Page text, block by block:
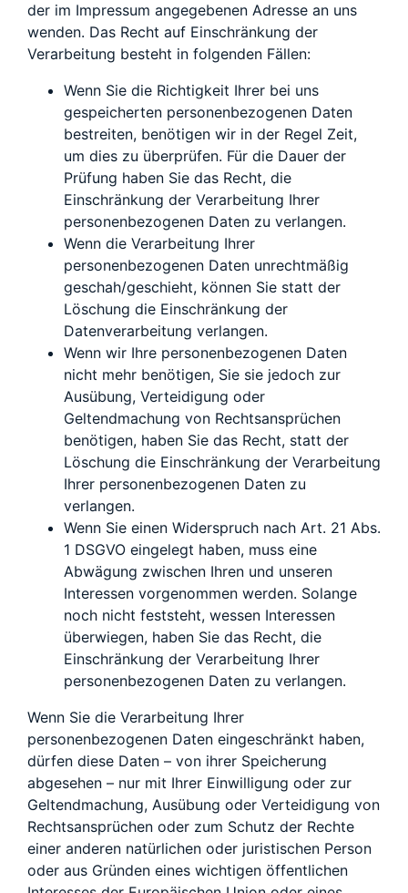
der im Impressum angegebenen Adresse an uns
wenden. Das Recht auf Einschränkung der
Verarbeitung besteht in folgenden Fällen:
Wenn Sie die Richtigkeit Ihrer bei uns
gespeicherten personenbezogenen Daten
bestreiten, benötigen wir in der Regel Zeit,
um dies zu überprüfen. Für die Dauer der
Prüfung haben Sie das Recht, die
Einschränkung der Verarbeitung Ihrer
personenbezogenen Daten zu verlangen.
Wenn die Verarbeitung Ihrer
personenbezogenen Daten unrechtmäßig
geschah/geschieht, können Sie statt der
Löschung die Einschränkung der
Datenverarbeitung verlangen.
Wenn wir Ihre personenbezogenen Daten
nicht mehr benötigen, Sie sie jedoch zur
Ausübung, Verteidigung oder
Geltendmachung von Rechtsansprüchen
benötigen, haben Sie das Recht, statt der
Löschung die Einschränkung der Verarbeitung
Ihrer personenbezogenen Daten zu
verlangen.
Wenn Sie einen Widerspruch nach Art. 21 Abs.
1 DSGVO eingelegt haben, muss eine
Abwägung zwischen Ihren und unseren
Interessen vorgenommen werden. Solange
noch nicht feststeht, wessen Interessen
überwiegen, haben Sie das Recht, die
Einschränkung der Verarbeitung Ihrer
personenbezogenen Daten zu verlangen.
Wenn Sie die Verarbeitung Ihrer
personenbezogenen Daten eingeschränkt haben,
dürfen diese Daten – von ihrer Speicherung
abgesehen – nur mit Ihrer Einwilligung oder zur
Geltendmachung, Ausübung oder Verteidigung von
Rechtsansprüchen oder zum Schutz der Rechte
einer anderen natürlichen oder juristischen Person
oder aus Gründen eines wichtigen öffentlichen